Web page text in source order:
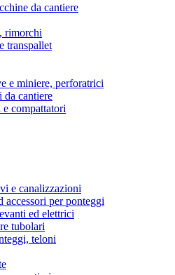
da cantiere
rimorchi
transpallet
e miniere, perforatrici
da cantiere
compattatori
e canalizzazioni
accessori per ponteggi
ed elettrici
tubolari
teloni